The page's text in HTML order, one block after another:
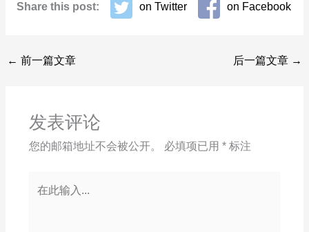
Share this post: on Twitter on Facebook
← 前一篇文章 后一篇文章 →
发表评论
您的邮箱地址不会被公开。 必填项已用 *标注